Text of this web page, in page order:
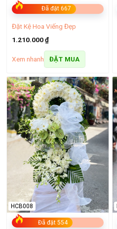
Đã đặt 667
Đặt Kệ Hoa Viếng Đẹp
1.210.000₫
Xem nhanh ĐẶT MUA
Đã đặt 554
HCB008